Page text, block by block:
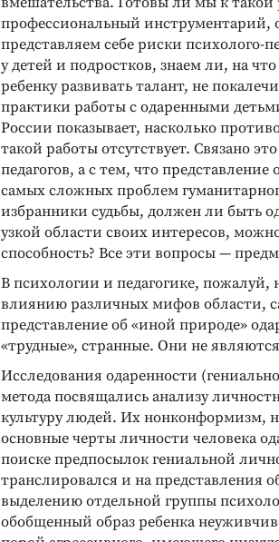
профессиональный
представляем себе риски психолого-
у детей и подростков, знаем ли, на
ребенку развивать талант, не
практики работы с одаренными
России показывает, насколько
такой работы отсутствует. Связано
педагогов, а с тем, что
самых сложных проблем
избранники судьбы, должен ли быть
узкой области своих интересов,
способность? Все эти вопросы —
В психологии и педагогике,
влиянию различных мифов области,
представление об «иной природе»
«трудные», странные. Они не
Исследования одаренности
метода посвящались анализу
культуру людей. Их нонконформизм,
основные черты личности человека
поиске предпосылок гениальной
транслировался и на представления
выделению отдельной группы
обобщенный образ ребенка